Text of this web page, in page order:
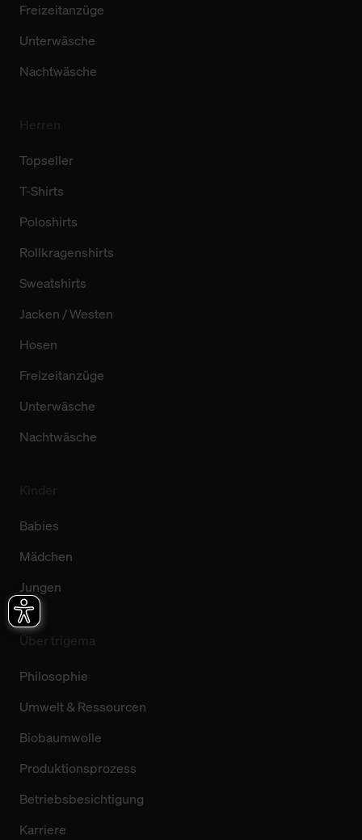
Freizeitanzüge
Unterwäsche
Nachtwäsche
Topseller
T-Shirts
Poloshirts
Rollkragenshirts
Sweatshirts
Jacken / Westen
Hosen
Freizeitanzüge
Unterwäsche
Nachtwäsche
Babies
Mädchen
Jungen
Philosophie
Umwelt & Ressourcen
Biobaumwolle
Produktionsprozess
Betriebsbesichtigung
Karriere